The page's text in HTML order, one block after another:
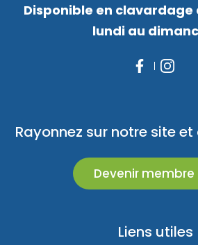
Disponible en clavardage
lundi au
Rayonnez sur notre site
Devenir membre
Liens utiles